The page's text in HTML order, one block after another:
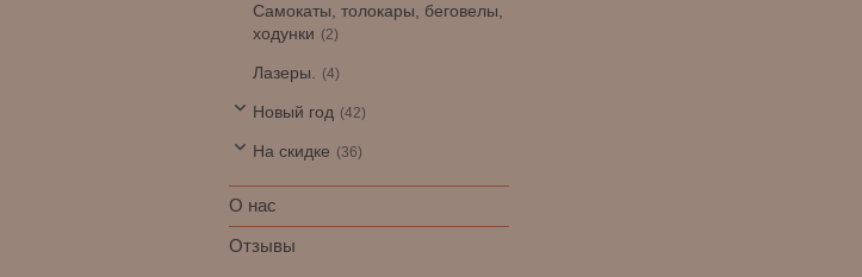
Самокаты, толокары, беговелы,
ходунки
2
Лазеры. 4
Новый год 42
На скидке 36
О нас
Отзывы